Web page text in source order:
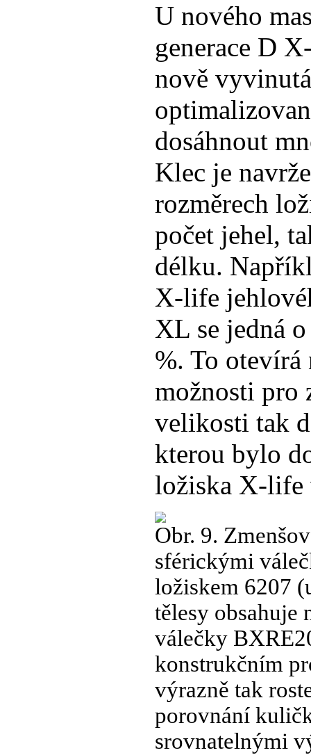
U nového
generace D
nově
dosáhnout
Klec je
rozměrech
počet jehel,
délku.
X-life
XL se jedná
%. To
možnosti pro
velikosti tak
kterou bylo
ložiska X-
Obr. 9.
sférickými
ložiskem 6207
tělesy obsahuje
válečky
konstrukčním
výrazně tak
porovnání
srovnatelnými